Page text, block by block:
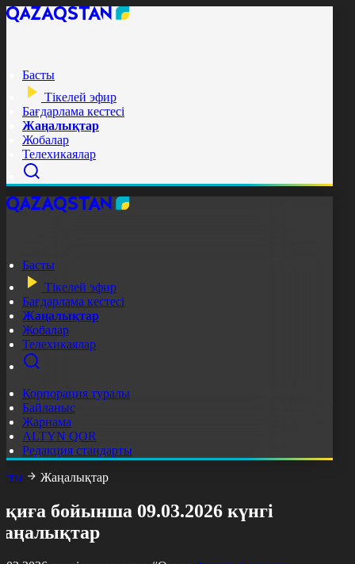
Басты
Тікелей эфир
Бағдарлама кестесі
Жаңалықтар
Жобалар
Телехикаялар
Басты
Тікелей эфир
Бағдарлама кестесі
Жаңалықтар
Жобалар
Телехикаялар
Корпорация туралы
Байланыс
Жарнама
ALTYN QOR
Редакция стандарты
Жаңалықтар
бойынша 09.03.2026 күнгі